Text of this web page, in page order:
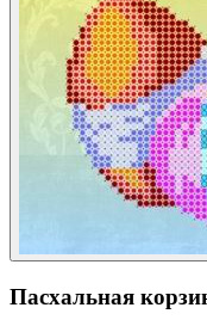
Пасхальная